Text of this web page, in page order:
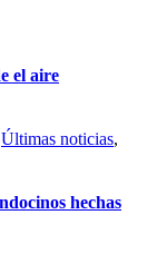
el aire
Últimas noticias,
hechas